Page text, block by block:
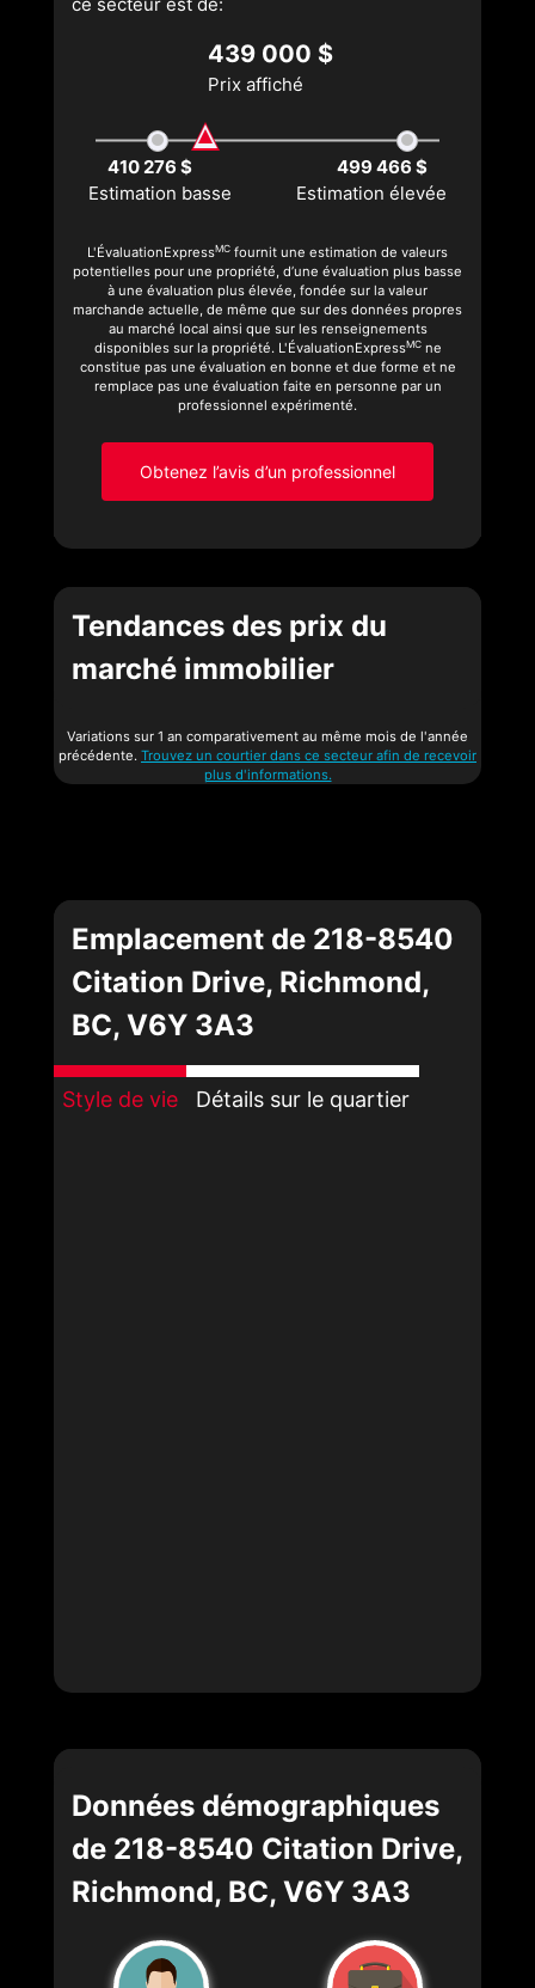
439 000 $
Prix affiché
410 276 $
499 466 $
Estimation basse
Estimation élevée
L'ÉvaluationExpressMC fournit une estimation de valeurs
potentielles pour une propriété, d’une évaluation plus basse
à une évaluation plus élevée, fondée sur la valeur
marchande actuelle, de même que sur des données propres
au marché local ainsi que sur les renseignements
disponibles sur la propriété. L'ÉvaluationExpressMCne
constitue pas une évaluation en bonne et due forme et ne
remplace pas une évaluation faite en personne par un
professionnel expérimenté.
Obtenez l’avis d’un professionnel
Tendances des prix du
marché immobilier
Variations sur 1 an comparativement au même mois de l'année
précédente. Trouvez un courtier dans ce secteur afin de recevoir
plus d'informations.
Emplacement de 218-8540
Citation Drive, Richmond,
BC, V6Y 3A3
Style de vie Détails sur le quartier
Données démographiques
de 218-8540 Citation Drive,
Richmond, BC, V6Y 3A3